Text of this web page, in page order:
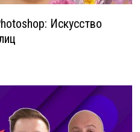
Искусство